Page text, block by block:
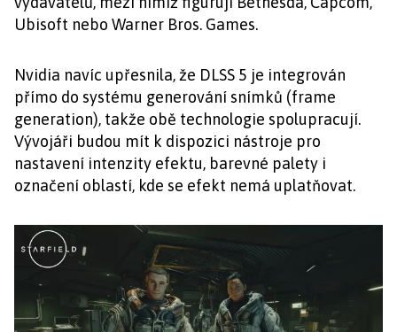
Ubisoft nebo Warner Bros. Games.
Nvidia navíc upřesnila, že DLSS 5 je integrován
přímo do systému generování snímků (frame
generation), takže obě technologie spolupracují.
Vývojáři budou mít k dispozici nástroje pro
nastavení intenzity efektu, barevné palety i
označení oblastí, kde se efekt nemá uplatňovat.